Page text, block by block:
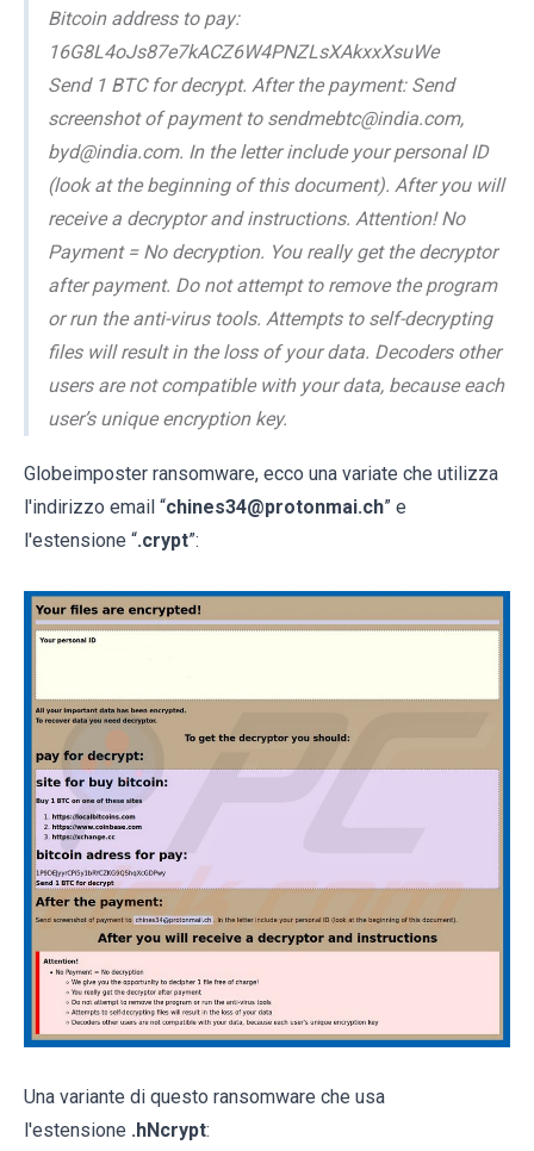
Bitcoin address to pay:
16G8L4oJs87e7kACZ6W4PNZLsXAkxxXsuWe
Send 1 BTC for decrypt. After the payment: Send
screenshot of payment to sendmebtc@india.com,
byd@india.com. In the letter include your personal ID
(look at the beginning of this document). After you will
receive a decryptor and instructions. Attention! No
Payment = No decryption. You really get the decryptor
after payment. Do not attempt to remove the program
or run the anti-virus tools. Attempts to self-decrypting
files will result in the loss of your data. Decoders other
users are not compatible with your data, because each
user’s unique encryption key.
Globeimposter ransomware, ecco una variate che utilizza
l'indirizzo email “chines34@protonmai.ch” e
l'estensione “.crypt”:
Una variante di questo ransomware che usa
l'estensione .hNcrypt: